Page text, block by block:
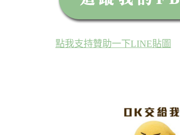
點我支持贊助一下LINE貼圖